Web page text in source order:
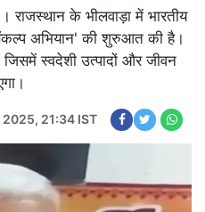
के भीलवाड़ा में भारतीय
संकल्प अभियान' की शुरुआत की है।
स्वदेशी उत्पादों और जीवन
2025, 21:34 IST